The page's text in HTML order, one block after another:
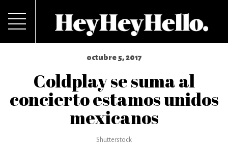
octubre 5, 2017
Coldplay se suma al
concierto estamos unidos
mexicanos
Shutterstock